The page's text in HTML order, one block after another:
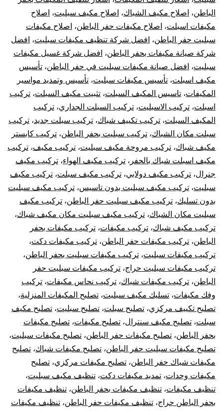
الباطن
سبليت
مركزي
دولابي
شباك
كونسيلد
الباطن، اصلاح مكيف الشباك، اصلاح مكيف سبليت، اصلاح
مكيفات اسبلت، اصلاح مكيفات حفر الباطن، اصلاح مكيفات
سبليت حفر الباطن، افضل شركة تنظيف مكيفات سبليت، افضل
شركة صيانة مكيفات بحفر الباطن، افضل شركة غسيل مكيفات
سبليت، افضل صيانة مكيفات سبليت في حفر الباطن، تأسيس
مكيف اسبلت، تأسيس مكيفات سبليت، تأسيس وتمديد مواسير
المكيفات، تاسيس المكيف السبلت، تثبيت مكيف السبلت، تركيب
اسبلت، تركيب الاسبليت، تركيب السبلت الجداري، تركيب
المكيف السبلت، تركيب تكييف شباك، تركيب سبلت جديد، تركيب
سبلت مكان الشباك، تركيب سبليت بحفر الباطن، تركيب كابستر
مكيف شباك، تركيب مروحة مكيف سبليت، تركيب مكيف، تركيب
مكيف اسبلت شباك بالحفر ، تركيب مكيف الهواء، تركيب مكيف
جنرال، تركيب مكيف دولابي، تركيب مكيف سبلت، تركيب مكيف
سبليت، تركيب مكيف سبليت بدون تاسيس، تركيب مكيف سبليت
بدون تسليك، تركيب مكيف سبليت حفر الباطن، تركيب مكيف
سبليت مكان الشباك، تركيب مكيف سبليت مكان مكيف شباك،
تركيب مكيف شباك، تركيب مكيفات، تركيب مكيفات بحفر
الباطن، تركيب مكيفات حفر الباطن، تركيب مكيفات دكت،
تركيب مكيفات سبليت، تركيب مكيفات سبليت بحفر الباطن،
تركيب مكيفات سبليت حراج، تركيب مكيفات سبليت حفر
الباطن، تركيب مكيفات شباك، تركيب نحاس مكيفات، تركيب
وفك مكيفات، تسليك مكيف سبليت، تصليح المكيفات المنزلية،
تصليح تكييف مركزي، تصليح سبلت، تصليح سبليت، تصليح مكيف
سبلت، تصليح مكيف سنترال، تصليح مكيفات، تصليح مكيفات
بحفر الباطن، تصليح مكيفات حفر الباطن، تصليح مكيفات سبليت،
تصليح مكيفات سبليت حفر الباطن، تصليح مكيفات شباك، تصليح
مكيفات شباك حفر الباطن، تصليح مكيفات مركزي، تصليح
مكيفات وحدات، تمديد مكيفات دكت، تنظيف مكيف سبليت،
تنظيف مكيفات، تنظيف مكيفات بحفر الباطن، تنظيف مكيفات
بحفر الباطن حراج، تنظيف مكيفات حفر الباطن، تنظيف مكيفات